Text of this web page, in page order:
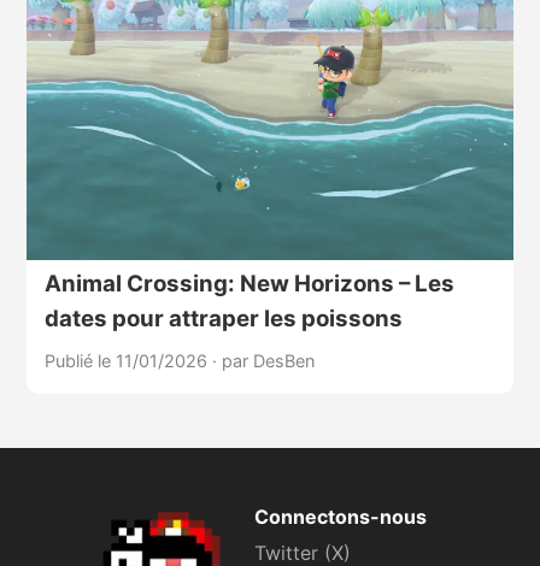
Animal Crossing: New Horizons – Les
dates pour attraper les poissons
Publié le 11/01/2026 · par DesBen
Connectons-nous
Twitter (X)